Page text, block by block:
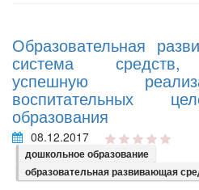
Образовательная
система средств,
успешную
воспитательных
образования
08.12.2017
дошкольное образование
образовательная развивающая